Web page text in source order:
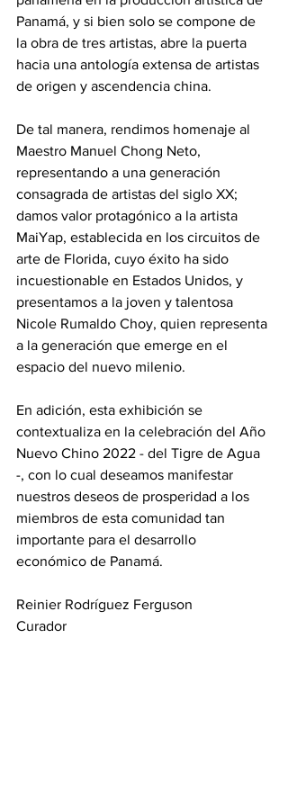
Panamá, y si bien solo se compone de
la obra de tres artistas, abre la puerta
hacia una antología extensa de artistas
de origen y ascendencia china.
De tal manera, rendimos homenaje al
Maestro Manuel Chong Neto,
representando a una generación
consagrada de artistas del siglo XX;
damos valor protagónico a la artista
MaiYap, establecida en los circuitos de
arte de Florida, cuyo éxito ha sido
incuestionable en Estados Unidos, y
presentamos a la joven y talentosa
Nicole Rumaldo Choy, quien representa
a la generación que emerge en el
espacio del nuevo milenio.
En adición, esta exhibición se
contextualiza en la celebración del Año
Nuevo Chino 2022 - del Tigre de Agua
-, con lo cual deseamos manifestar
nuestros deseos de prosperidad a los
miembros de esta comunidad tan
importante para el desarrollo
económico de Panamá.
Reinier Rodríguez Ferguson
Curador